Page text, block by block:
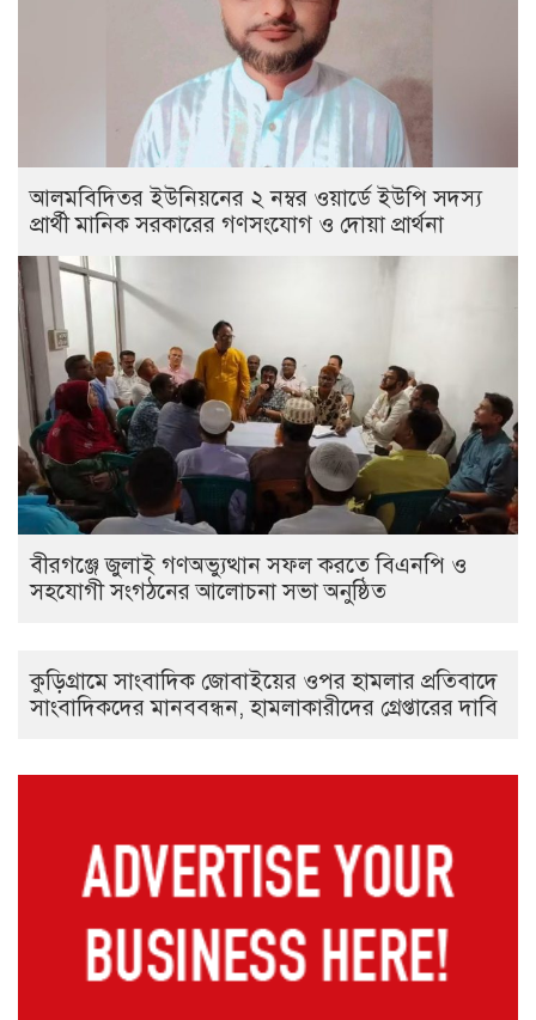
আলমবিদিতর ইউনিয়নের ২ নম্বর ওয়ার্ডে ইউপি সদস্য
প্রার্থী মানিক সরকারের গণসংযোগ ও দোয়া প্রার্থনা
বীরগঞ্জে জুলাই গণঅভ্যুত্থান সফল করতে বিএনপি ও
সহযোগী সংগঠনের আলোচনা সভা অনুষ্ঠিত
কুড়িগ্রামে সাংবাদিক জোবাইয়ের ওপর হামলার প্রতিবাদে
সাংবাদিকদের মানববন্ধন, হামলাকারীদের গ্রেপ্তারের দাবি